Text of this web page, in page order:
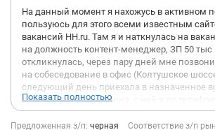
На данный момент я нахожусь в активном
пользуюсь для этого всеми известным
вакансий НН.ru. Там я и наткнулась на
на должность контент-менеджер, ЗП 50 тыс
откликнулась, через пару дней мне
на собеседование в офис (Колтушское
следующий день приехала в назначенное
встретила девушка Анна, с ней я по
договаривалась о собеседовании, провела
место, еще раз провела экскурс по
Показать полностью
Предложенная з/п: черная Соответствие з/п